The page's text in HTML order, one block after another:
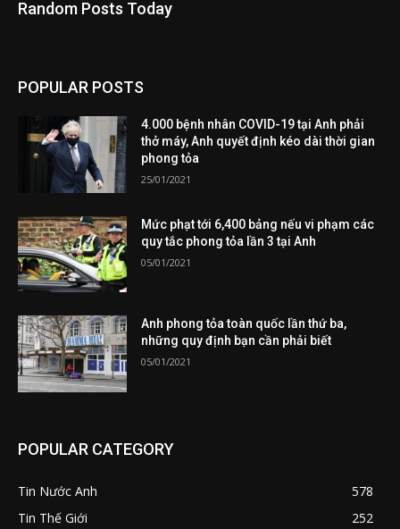
Random Posts Today
POPULAR POSTS
4.000 bệnh nhân COVID-19 tại Anh phải
thở máy, Anh quyết định kéo dài thời gian
phong tỏa
25/01/2021
Mức phạt tới 6,400 bảng nếu vi phạm các
quy tắc phong tỏa lần 3 tại Anh
05/01/2021
Anh phong tỏa toàn quốc lần thứ ba,
những quy định bạn cần phải biết
05/01/2021
POPULAR CATEGORY
Tin Nước Anh
578
Tin Thế Giới
252